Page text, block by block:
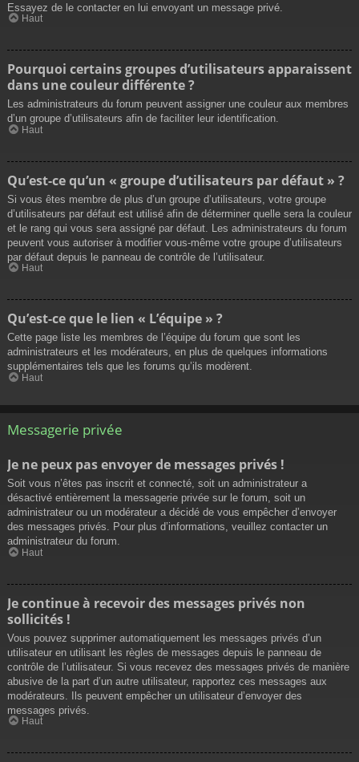
Essayez de le contacter en lui envoyant un message privé.
Haut
Pourquoi certains groupes d’utilisateurs apparaissent
dans une couleur différente ?
Les administrateurs du forum peuvent assigner une couleur aux membres
d’un groupe d’utilisateurs afin de faciliter leur identification.
Haut
Qu’est-ce qu’un « groupe d’utilisateurs par défaut » ?
Si vous êtes membre de plus d’un groupe d’utilisateurs, votre groupe
d’utilisateurs par défaut est utilisé afin de déterminer quelle sera la couleur
et le rang qui vous sera assigné par défaut. Les administrateurs du forum
peuvent vous autoriser à modifier vous-même votre groupe d’utilisateurs
par défaut depuis le panneau de contrôle de l’utilisateur.
Haut
Qu’est-ce que le lien « L’équipe » ?
Cette page liste les membres de l’équipe du forum que sont les
administrateurs et les modérateurs, en plus de quelques informations
supplémentaires tels que les forums qu’ils modèrent.
Haut
Messagerie privée
Je ne peux pas envoyer de messages privés !
Soit vous n’êtes pas inscrit et connecté, soit un administrateur a
désactivé entièrement la messagerie privée sur le forum, soit un
administrateur ou un modérateur a décidé de vous empêcher d’envoyer
des messages privés. Pour plus d’informations, veuillez contacter un
administrateur du forum.
Haut
Je continue à recevoir des messages privés non
sollicités !
Vous pouvez supprimer automatiquement les messages privés d’un
utilisateur en utilisant les règles de messages depuis le panneau de
contrôle de l’utilisateur. Si vous recevez des messages privés de manière
abusive de la part d’un autre utilisateur, rapportez ces messages aux
modérateurs. Ils peuvent empêcher un utilisateur d’envoyer des
messages privés.
Haut